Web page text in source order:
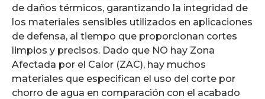
de daños térmicos, garantizando la integridad de
los materiales sensibles utilizados en aplicaciones
de defensa, al tiempo que proporcionan cortes
limpios y precisos. Dado que NO hay Zona
Afectada por el Calor (ZAC), hay muchos
materiales que especifican el uso del corte por
chorro de agua en comparación con el acabado